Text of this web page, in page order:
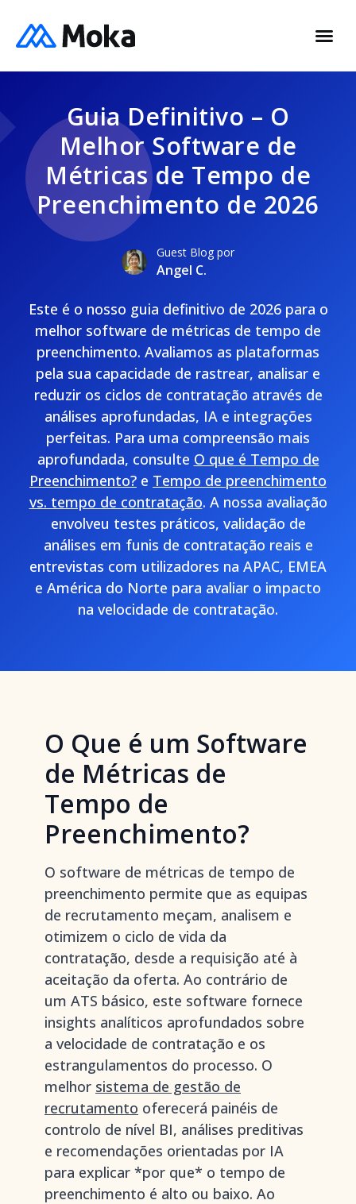
Guia Definitivo – O
Melhor Software de
Métricas de Tempo de
Preenchimento de 2026
Guest Blog por
Angel C.
Este é o nosso guia definitivo de 2026 para o
melhor software de métricas de tempo de
preenchimento. Avaliamos as plataformas
pela sua capacidade de rastrear, analisar e
reduzir os ciclos de contratação através de
análises aprofundadas, IA e integrações
perfeitas. Para uma compreensão mais
aprofundada, consulte O que é Tempo de
Preenchimento? e Tempo de preenchimento
vs. tempo de contratação. A nossa avaliação
envolveu testes práticos, validação de
análises em funis de contratação reais e
entrevistas com utilizadores na APAC, EMEA
e América do Norte para avaliar o impacto
na velocidade de contratação.
O Que é um Software
de Métricas de
Tempo de
Preenchimento?
O software de métricas de tempo de
preenchimento permite que as equipas
de recrutamento meçam, analisem e
otimizem o ciclo de vida da
contratação, desde a requisição até à
aceitação da oferta. Ao contrário de
um ATS básico, este software fornece
insights analíticos aprofundados sobre
a velocidade de contratação e os
estrangulamentos do processo. O
melhor sistema de gestão de
recrutamento oferecerá painéis de
controlo de nível BI, análises preditivas
e recomendações orientadas por IA
para explicar *por que* o tempo de
preenchimento é alto ou baixo. Ao